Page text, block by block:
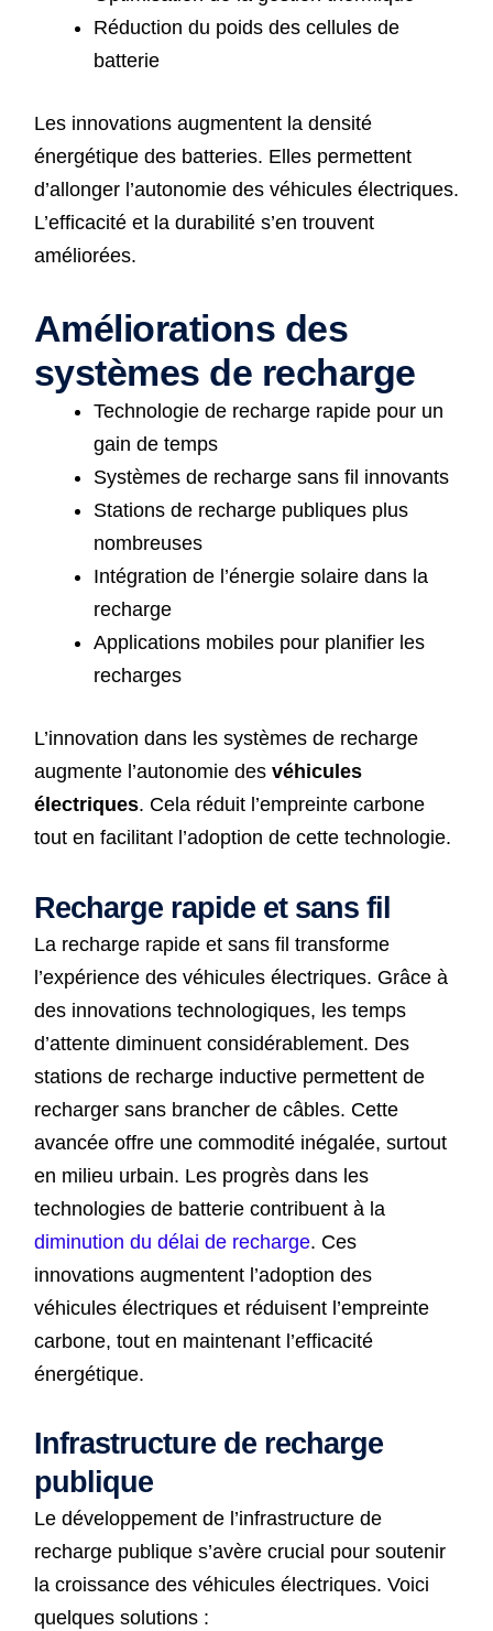
Réduction du poids des cellules de
batterie
Les innovations augmentent la densité
énergétique des batteries. Elles permettent
d’allonger l’autonomie des véhicules électriques.
L’efficacité et la durabilité s’en trouvent
améliorées.
Améliorations des
systèmes de recharge
Technologie de recharge rapide pour un
gain de temps
Systèmes de recharge sans fil innovants
Stations de recharge publiques plus
nombreuses
Intégration de l’énergie solaire dans la
recharge
Applications mobiles pour planifier les
recharges
L’innovation dans les systèmes de recharge
augmente l’autonomie des véhicules
électriques. Cela réduit l’empreinte carbone
tout en facilitant l’adoption de cette technologie.
Recharge rapide et sans fil
La recharge rapide et sans fil transforme
l’expérience des véhicules électriques. Grâce à
des innovations technologiques, les temps
d’attente diminuent considérablement. Des
stations de recharge inductive permettent de
recharger sans brancher de câbles. Cette
avancée offre une commodité inégalée, surtout
en milieu urbain. Les progrès dans les
technologies de batterie contribuent à la
diminution du délai de recharge. Ces
innovations augmentent l’adoption des
véhicules électriques et réduisent l’empreinte
carbone, tout en maintenant l’efficacité
énergétique.
Infrastructure de recharge
publique
Le développement de l’infrastructure de
recharge publique s’avère crucial pour soutenir
la croissance des véhicules électriques. Voici
quelques solutions :